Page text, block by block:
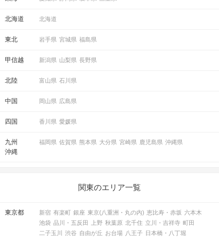
北海道 北海道
東北 岩手県 宮城県 福島県
甲信越 新潟県 山梨県 長野県
北陸 富山県 石川県
中国 岡山県 広島県
四国 香川県 愛媛県
九州
沖縄
福岡県 佐賀県 熊本県 大分県 宮崎県 鹿児島県 沖縄県
関東のエリア一覧
東京都 新宿 有楽町 銀座 東京(八重洲・丸の内) 恵比寿・赤坂 六本木
池袋 品川・五反田 上野 秋葉原 北千住 立川・吉祥寺 町田
二子玉川
渋谷 自由が丘 お台場 八王子 日本橋・八丁堀